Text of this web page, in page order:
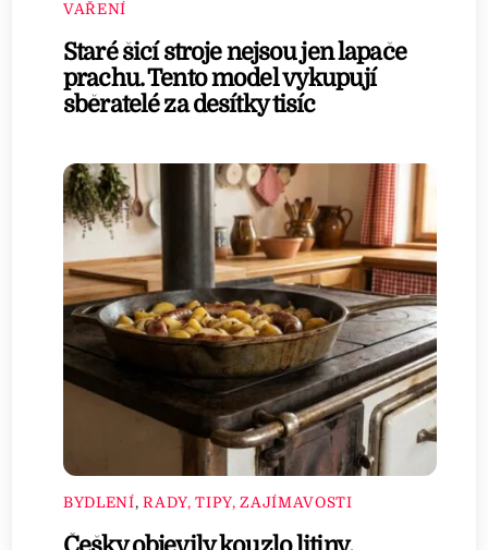
VAŘENÍ
Staré šicí stroje nejsou jen lapače
prachu. Tento model vykupují
sběratelé za desítky tisíc
BYDLENÍ,RADY, TIPY, ZAJÍMAVOSTI